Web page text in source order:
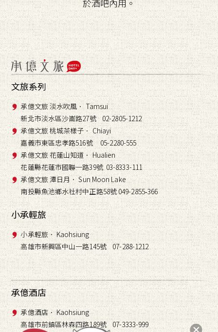
於酒吧內用。
文旅系列
承億文旅 淡水吹風． Tamsui
新北市淡水區沙崙路27號 02-2805-1212
承億文旅 桃城茶樣子． Chiayi
嘉義市東區忠孝路516號 05-2280-555
承億文旅 花蓮山知道． Hualien
花蓮縣花蓮市國聯一路39號 03-8333-111
承億文旅 潭日月． Sun Moon Lake
南投縣魚池鄉水社村中正路58號 049-2855-366
小承輕旅
小承輕旅． Kaohsiung
高雄市新興區中山一路145號 07-288-1212
承億酒店
承億酒店． Kaohsiung
高雄市前鎮區林森四路189號 07-3333-999